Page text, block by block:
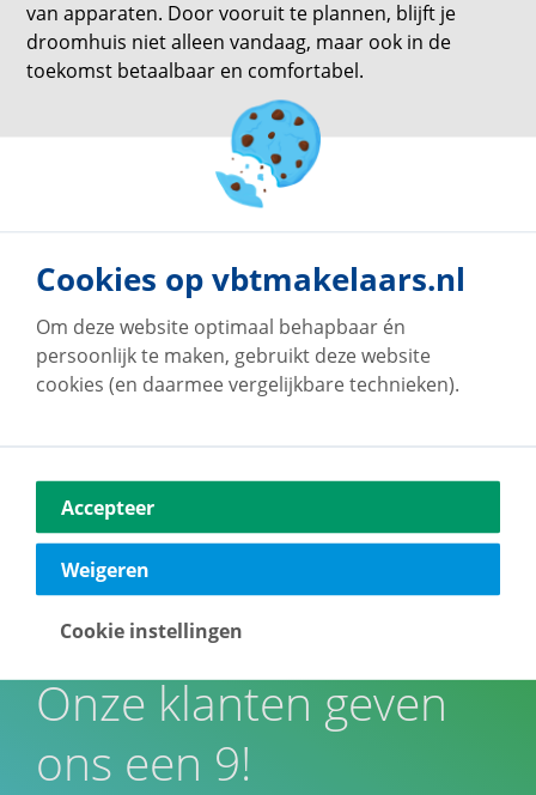
van apparaten. Door vooruit te plannen, blijft je
droomhuis niet alleen vandaag, maar ook in de
toekomst betaalbaar en comfortabel.
terug naar overzicht
Onze klanten geven
ons een 9!
Cookies op vbtmakelaars.nl
Om deze website optimaal behapbaar én
persoonlijk te maken, gebruikt deze website
cookies (en daarmee vergelijkbare technieken).
Accepteer
Weigeren
Cookie instellingen